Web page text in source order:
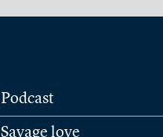
Podcast
Savage love